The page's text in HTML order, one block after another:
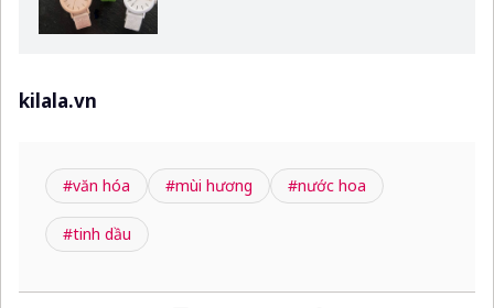
kilala.vn
#văn hóa #mùi hương #nước hoa
#tinh dầu